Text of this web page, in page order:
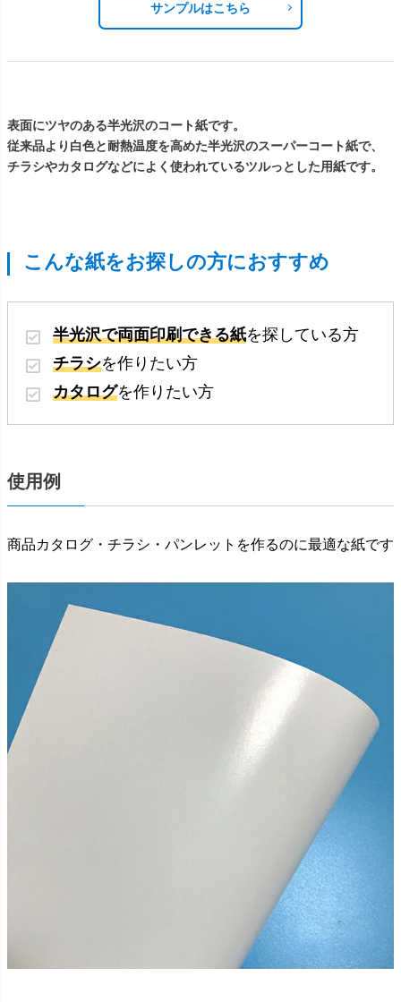
サンプルはこちら
表面にツヤのある半光沢のコート紙です。
従来品より白色と耐熱温度を高めた半光沢のスーパーコート紙で、
チラシやカタログなどによく使われているツルっとした用紙です。
こんな紙をお探しの方におすすめ
半光沢で両面印刷できる紙を探している方
チラシを作りたい方
カタログを作りたい方
使用例
商品カタログ・チラシ・パンレットを作るのに最適な紙です